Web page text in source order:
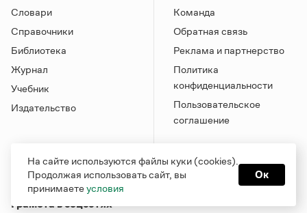
Словари
Справочники
Библиотека
Журнал
Учебник
Издательство
Команда
Обратная связь
Реклама и партнерство
Политика
конфиденциальности
Пользовательское
соглашение
Грамота в соцсетях
На сайте используются файлы куки (cookies).
Продолжая использовать сайт, вы
принимаетеусловия
Ок